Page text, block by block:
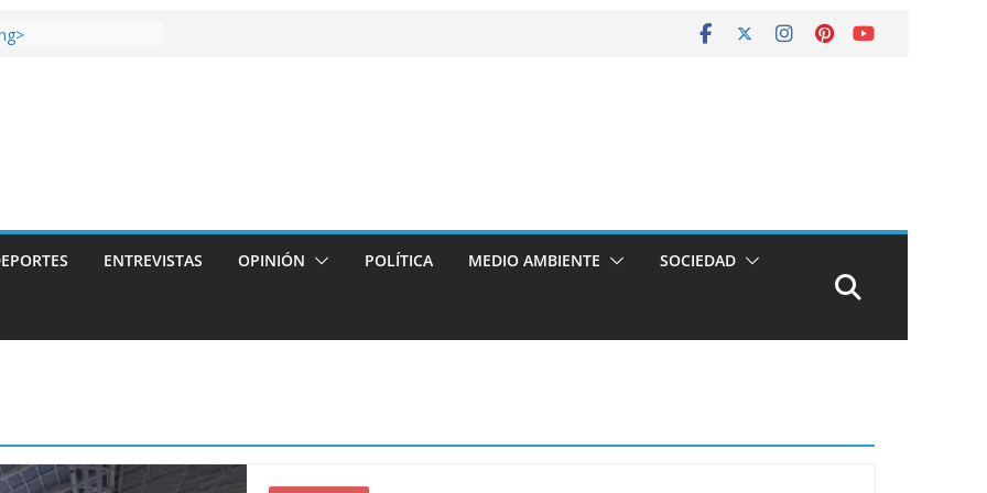
gana el Derbi de las
con
ENTREVISTAS OPINIÓN POLÍTICA MEDIO AMBIENTE SOCIEDAD